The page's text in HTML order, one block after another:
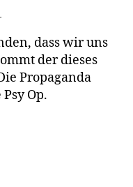
dass wir uns
der dieses
Propaganda
Op.